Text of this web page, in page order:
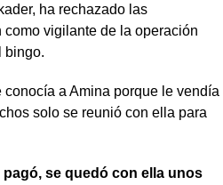
ha rechazado las
vigilante de la operación
bingo.
a Amina porque le vendía
solo se reunió con ella para
pagó, se quedó con ella unos